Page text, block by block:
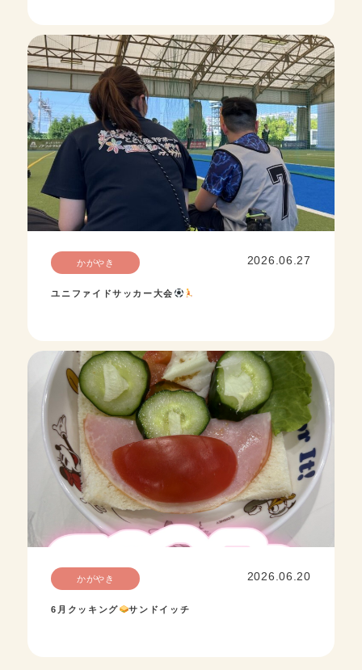
かがやき 2026.06.27
ユニファイドサッカー大会
かがやき 2026.06.20
6月クッキング サンドイッチ